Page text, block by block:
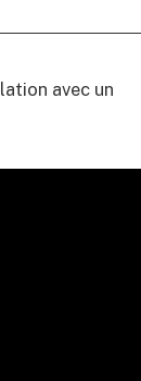
avec un